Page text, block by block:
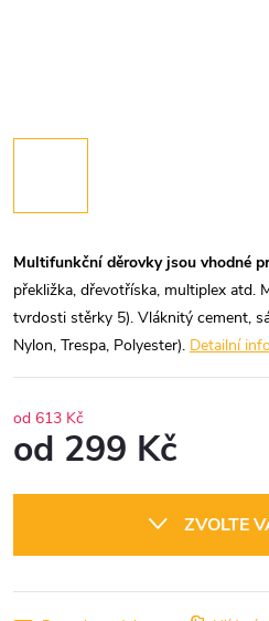
Multifunkční děrovky jsou vhodné
překližka, dřevotříska, multiplex atd.
tvrdosti stěrky 5). Vláknitý cement,
Nylon, Trespa, Polyester). Detailní
od 613 Kč
od 299 Kč
ZVOLTE